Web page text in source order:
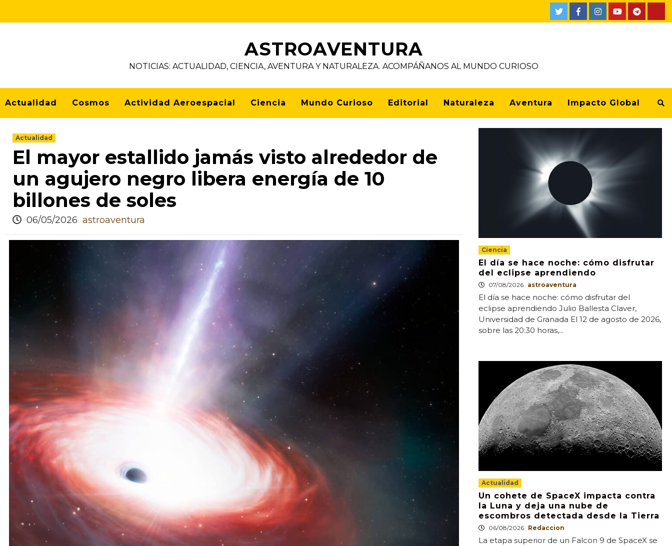
ASTROAVENTURA
NOTICIAS: ACTUALIDAD, CIENCIA, AVENTURA Y NATURALEZA. ACOMPÁÑANOS AL MUNDO CURIOSO
Actualidad Cosmos Actividad Aeroespacial Ciencia Mundo Curioso Editorial Naturaleza Aventura Impacto Global
Actualidad
El mayor estallido jamás visto alrededor de
un agujero negro libera energía de 10
billones de soles
06/05/2026 astroaventura
Ciencia
El día se hace noche: cómo disfrutar
del eclipse aprendiendo
07/08/2026 astroaventura
El día se hace noche: cómo disfrutar del
eclipse aprendiendo Julio Ballesta Claver,
Universidad de Granada El 12 de agosto de 2026,
sobre las 20:30 horas,...
Actualidad
Un cohete de SpaceX impacta contra
la Luna y deja una nube de
escombros detectada desde la Tierra
06/08/2026 Redaccion
La etapa superior de un Falcon 9 de SpaceX se